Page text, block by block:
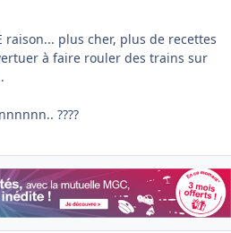
raison... plus cher, plus de recettes
à faire rouler des trains sur
????